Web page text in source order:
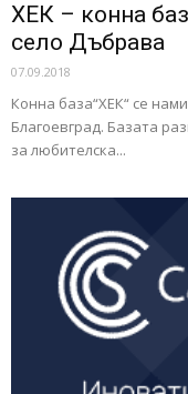
ХЕК – конна
село Дъбрава
07.09.2018
Конна база“ХЕК“ се
Благоевград. Базата
за любителска...